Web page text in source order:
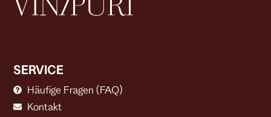
SERVICE
Häufige Fragen (FAQ)
Kontakt